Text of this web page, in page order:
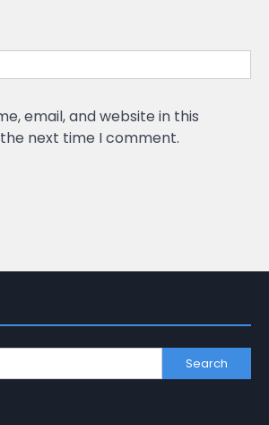
email, and website in this
next time I comment.
Search